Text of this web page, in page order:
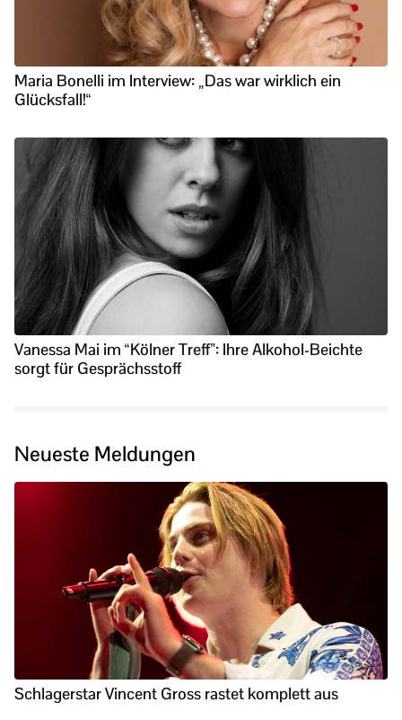
Maria Bonelli im Interview: „Das war wirklich ein
Glücksfall!“
Vanessa Mai im “Kölner Treff”: Ihre Alkohol-Beichte
sorgt für Gesprächsstoff
Neueste Meldungen
Schlagerstar Vincent Gross rastet komplett aus